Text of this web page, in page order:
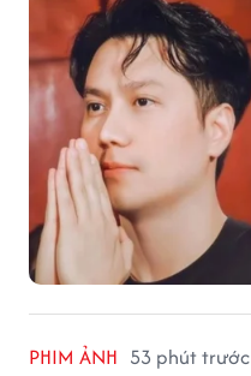
PHIM ẢNH 53 phút trước